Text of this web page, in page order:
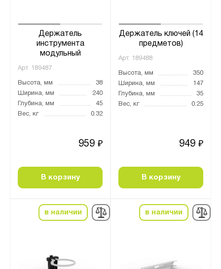
Держатель
инструмента
модульный
Арт. 189487
Высота, мм
38
Ширина, мм
240
Глубина, мм
45
Вес, кг
0.32
959 ₽
В корзину
Держатель ключей (14
предметов)
Арт. 189488
Высота, мм
350
Ширина, мм
147
Глубина, мм
35
Вес, кг
0.25
949 ₽
В корзину
в наличии в наличии